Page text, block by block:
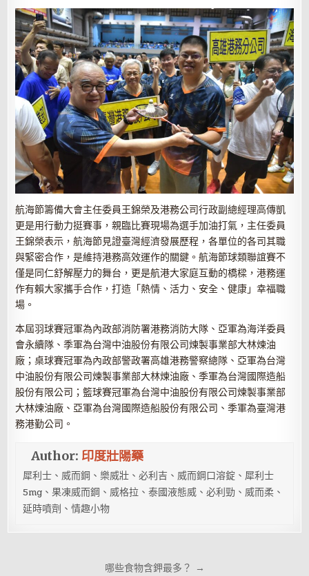
航海節籌備大會主任委員王錦榮及港務公司行政副總經理高傳凱
更是用行動力挺賽事，親臨比賽現場為選手加油打氣，主任委員
王錦榮表示，航海節見證臺灣經濟發展歷程，各單位的各司其職
與緊密合作，是維持港務高效運作的關鍵。航海節球類聯誼賽不
僅是同仁舒解壓力的舞台，更是航港大家庭互動的橋樑，港務運
作有賴大家攜手合作，打造「熱情、活力、安全、健康」幸福職
場。
本屆羽球賽冠軍為內政部消防署港務消防大隊、亞軍為海洋委員
會永續隊、季軍為台灣中油股份有限公司煉製事業部大林煉油
廠；桌球賽冠軍為內政部警政署高雄港務警察總隊、亞軍為台灣
中油股份有限公司煉製事業部大林煉油廠、季軍為台灣國際造船
股份有限公司；籃球賽冠軍為台灣中油股份有限公司煉製事業部
大林煉油廠、亞軍為台灣國際造船股份有限公司、季軍為臺灣港
務港勤公司。
Author: 印度壯陽藥
犀利士、威而鋼、樂威壯、必利吉、威而鋼口溶錠、犀利士
5mg、果凍威而鋼、威格拉、泰國液態威、必利勁、威而柔、
延時噴劑、情趣小物
哪些食物含鉀最多？ →